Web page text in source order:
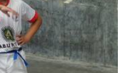
honetan